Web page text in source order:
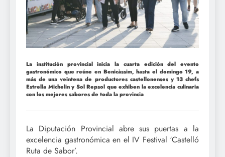
La institución provincial inicia la cuarta edición del evento
gastronómico que reúne en Benicàssim, hasta el domingo 19, a
más de una veintena de productores castellonenses y 13 chefs
Estrella Michelin y Sol Repsol que exhiben la excelencia culinaria
con los mejores sabores de toda la provincia
La Diputación Provincial abre sus puertas a la
excelencia gastronómica en el IV Festival ‘Castelló
Ruta de Sabor’.